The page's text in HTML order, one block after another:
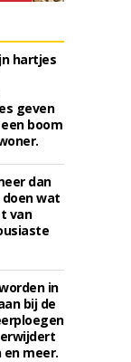
hartjes
geven
boom
dan
wat
van
in
bij de
meer.